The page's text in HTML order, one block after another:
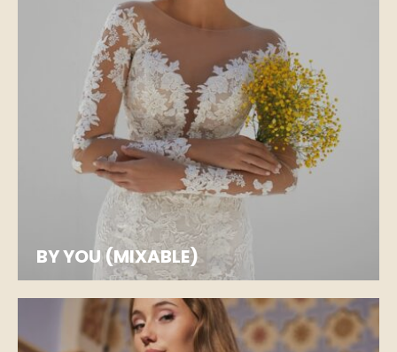
BY YOU (MIXABLE)